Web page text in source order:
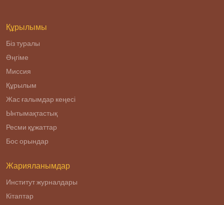
Құрылымы
Біз туралы
Әңгіме
Миссия
Құрылым
Жас ғалымдар кеңесі
Ынтымақтастық
Ресми құжаттар
Бос орындар
Жарияланымдар
Институт журналдары
Кітаптар